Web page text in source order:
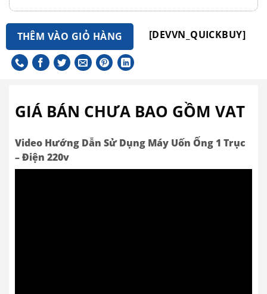
THÊM VÀO GIỎ HÀNG [DEVVN_QUICKBUY]
GIÁ BÁN CHƯA BAO GỒM VAT
Video Hướng Dẫn Sử Dụng Máy Uốn Ống 1 Trục
– Điện 220v